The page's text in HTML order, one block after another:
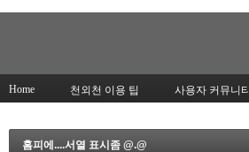
Home 천외천 이용 팁 사용자 커뮤니티
홈피에....서열 표시좀 @.@